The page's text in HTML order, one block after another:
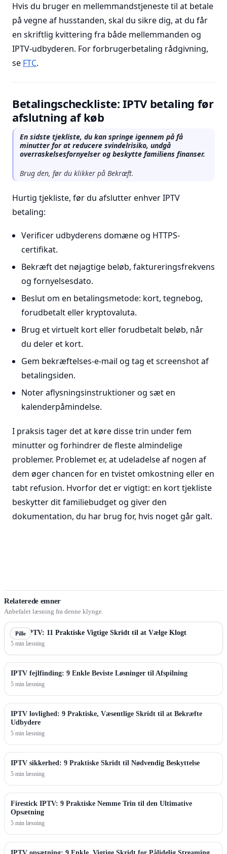
Hvis du bruger en mellemmandstjeneste til at betale
på vegne af husstanden, skal du sikre dig, at du får
en skriftlig kvittering fra både mellemmanden og
IPTV-udbyderen. For forbrugerbetaling rådgivning,
se FTC.
Betalingscheckliste: IPTV betaling før
afslutning af køb
En sidste tjekliste, du kan springe igennem på få
minutter for at reducere svindelrisiko, undgå
overraskelsesfornyelser og beskytte familiens finanser.
Brug den, før du klikker på Bekræft.
Hurtig tjekliste, før du afslutter enhver IPTV
betaling:
Verificer udbyderens domæne og HTTPS-
certifikat.
Bekræft det nøjagtige beløb, faktureringsfrekvens
og fornyelsesdato.
Beslut om en betalingsmetode: kort, tegnebog,
forudbetalt eller kryptovaluta.
Brug et virtuelt kort eller forudbetalt beløb, når
du deler et kort.
Gem bekræftelses-e-mail og tag et screenshot af
betalingsiden.
Noter aflysningsinstruktioner og sæt en
kalenderpåmindelse.
I praksis tager det at køre disse trin under fem
minutter og forhindrer de fleste almindelige
problemer. Problemet er, at udeladelse af nogen af
dem øger chancen for en tvistet omkostning eller en
tabt refusion. Hvorfor det er vigtigt: en kort tjekliste
beskytter dit familiebudget og giver den
dokumentation, du har brug for, hvis noget går galt.
Relaterede emner
Anbefalet læsning fra denne klynge.
Pille
Køb IPTV: 11 Praktiske Vigtige Skridt til at Vælge Klogt
5 min læsning
IPTV fejlfinding: 9 Enkle Beviste Løsninger til Afspilning
5 min læsning
IPTV lovlighed: 9 Praktiske, Væsentlige Skridt til at Bekræfte
Udbydere
5 min læsning
IPTV sikkerhed: 9 Praktiske Skridt til Nødvendig Beskyttelse
5 min læsning
Firestick IPTV: 9 Praktiske Nemme Trin til den Ultimative
Opsætning
5 min læsning